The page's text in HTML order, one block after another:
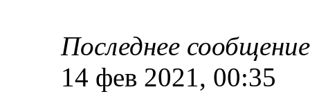
Последнее
14 фев 2021, 00:35